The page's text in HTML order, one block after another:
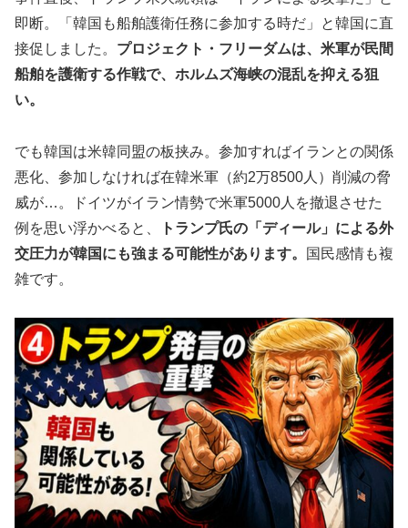
即断。「韓国も船舶護衛任務に参加する時だ」と韓国に直
接促しました。 プロジェクト・フリーダムは、米軍が民間
船舶を護衛する作戦で、ホルムズ海峡の混乱を抑える狙
い。
でも韓国は米韓同盟の板挟み。参加すればイランとの関係
悪化、参加しなければ在韓米軍（約2万8500人）削減の脅
威が…。ドイツがイラン情勢で米軍5000人を撤退させた
例を思い浮かべると、
トランプ氏の「ディール」による外
交圧力が韓国にも強まる可能性があります。
国民感情も複
雑です。